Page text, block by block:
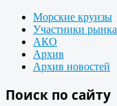
Морские круизы
Участники рынка
АКО
Архив
Архив новостей
Поиск по сайту